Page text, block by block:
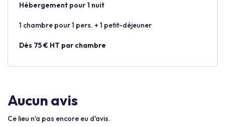
Hébergement pour 1 nuit
1 chambre pour 1 pers. + 1 petit-déjeuner
Dès 75 € HT par chambre
Aucun avis
Ce lieu n'a pas encore eu d'avis.